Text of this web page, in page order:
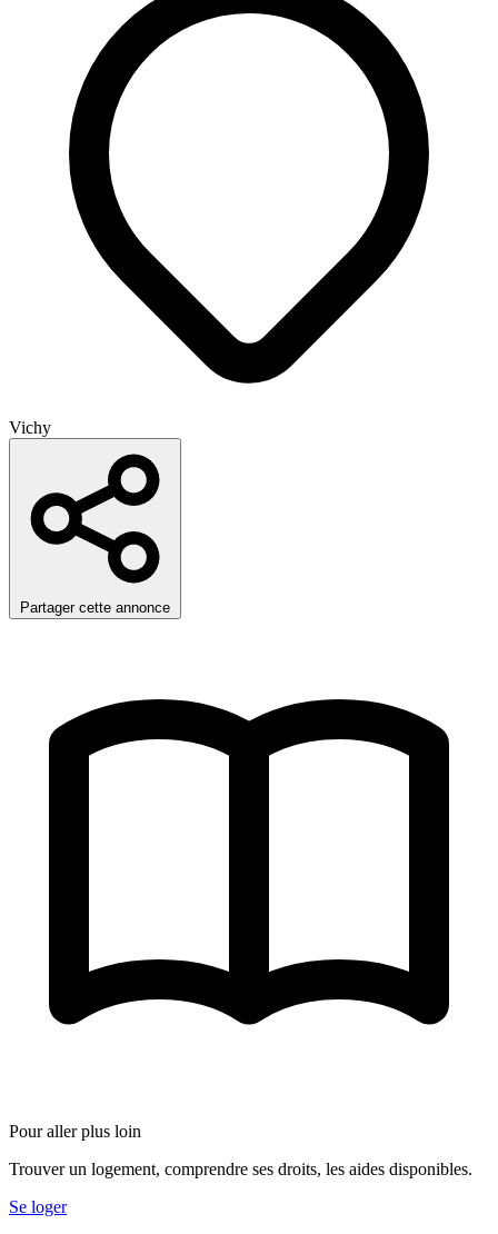
Vichy
Partager cette annonce
Pour aller plus loin
Trouver un logement, comprendre ses droits, les aides disponibles.
Se loger